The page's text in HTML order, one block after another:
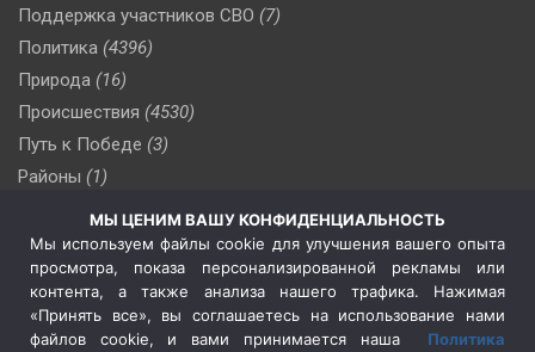
Поддержка участников СВО (7)
Политика (4396)
Природа (16)
Происшествия (4530)
Путь к Победе (3)
Районы (1)
(509)
Сельское хозяйство (3)
Социальная политика
(3)
Спецоперация в Украине
Спецоперация на Украине
(404)
МЫ ЦЕНИМ ВАШУ КОНФИДЕНЦИАЛЬНОСТЬ
Мы используем файлы cookie для улучшения вашего опыта
просмотра, показа персонализированной рекламы или
контента, а также анализа нашего трафика. Нажимая
«Принять все», вы соглашаетесь на использование нами
файлов cookie, и вами принимается наша Политика